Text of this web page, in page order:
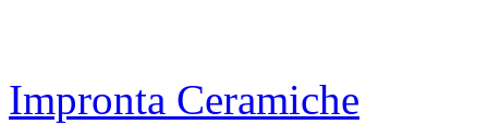
Impronta Ceramiche